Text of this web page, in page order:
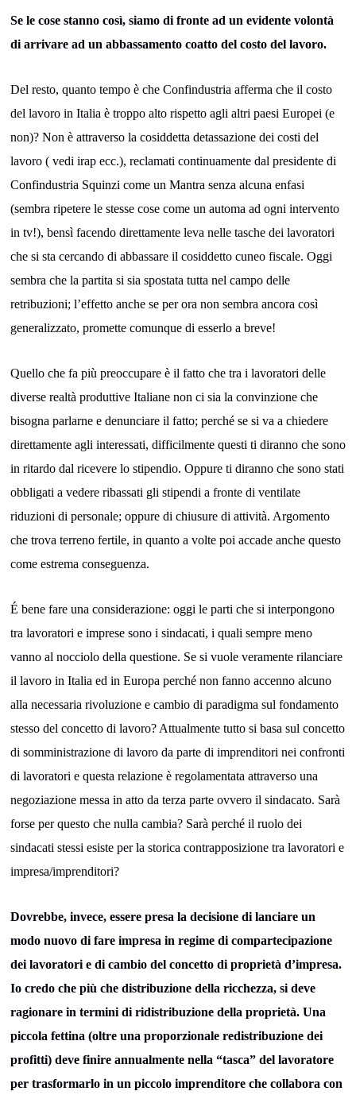
Se le cose stanno così, siamo di fronte ad un evidente volontà
di arrivare ad un abbassamento coatto del costo del lavoro.
Del resto, quanto tempo è che Confindustria afferma che il costo
del lavoro in Italia è troppo alto rispetto agli altri paesi Europei (e
non)? Non è attraverso la cosiddetta detassazione dei costi del
lavoro ( vedi irap ecc.), reclamati continuamente dal presidente di
Confindustria Squinzi come un Mantra senza alcuna enfasi
(sembra ripetere le stesse cose come un automa ad ogni intervento
in tv!), bensì facendo direttamente leva nelle tasche dei lavoratori
che si sta cercando di abbassare il cosiddetto cuneo fiscale. Oggi
sembra che la partita si sia spostata tutta nel campo delle
retribuzioni; l’effetto anche se per ora non sembra ancora così
generalizzato, promette comunque di esserlo a breve!
Quello che fa più preoccupare è il fatto che tra i lavoratori delle
diverse realtà produttive Italiane non ci sia la convinzione che
bisogna parlarne e denunciare il fatto; perché se si va a chiedere
direttamente agli interessati, difficilmente questi ti diranno che sono
in ritardo dal ricevere lo stipendio. Oppure ti diranno che sono stati
obbligati a vedere ribassati gli stipendi a fronte di ventilate
riduzioni di personale; oppure di chiusure di attività. Argomento
che trova terreno fertile, in quanto a volte poi accade anche questo
come estrema conseguenza.
É bene fare una considerazione: oggi le parti che si interpongono
tra lavoratori e imprese sono i sindacati, i quali sempre meno
vanno al nocciolo della questione. Se si vuole veramente rilanciare
il lavoro in Italia ed in Europa perché non fanno accenno alcuno
alla necessaria rivoluzione e cambio di paradigma sul fondamento
stesso del concetto di lavoro? Attualmente tutto si basa sul concetto
di somministrazione di lavoro da parte di imprenditori nei confronti
di lavoratori e questa relazione è regolamentata attraverso una
negoziazione messa in atto da terza parte ovvero il sindacato. Sarà
forse per questo che nulla cambia? Sarà perché il ruolo dei
sindacati stessi esiste per la storica contrapposizione tra lavoratori e
impresa/imprenditori?
Dovrebbe, invece, essere presa la decisione di lanciare un
modo nuovo di fare impresa in regime di compartecipazione
dei lavoratori e di cambio del concetto di proprietà d’impresa.
Io credo che più che distribuzione della ricchezza, si deve
ragionare in termini di ridistribuzione della proprietà. Una
piccola fettina (oltre una proporzionale redistribuzione dei
profitti) deve finire annualmente nella “tasca” del lavoratore
per trasformarlo in un piccolo imprenditore che collabora con